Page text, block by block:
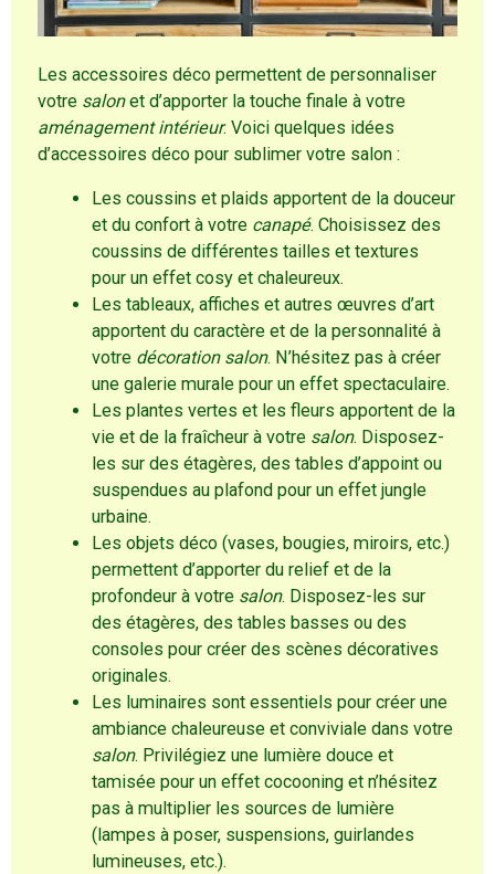
Les accessoires déco permettent de personnaliser
votre salonet d’apporter la touche finale à votre
aménagement intérieur. Voici quelques idées
d’accessoires déco pour sublimer votre salon :
Les coussins et plaids apportent de la douceur
et du confort à votre canapé. Choisissez des
coussins de différentes tailles et textures
pour un effet cosy et chaleureux.
Les tableaux, affiches et autres œuvres d’art
apportent du caractère et de la personnalité à
votre décoration salon. N’hésitez pas à créer
une galerie murale pour un effet spectaculaire.
Les plantes vertes et les fleurs apportent de la
vie et de la fraîcheur à votre salon. Disposez-
les sur des étagères, des tables d’appoint ou
suspendues au plafond pour un effet jungle
urbaine.
Les objets déco (vases, bougies, miroirs, etc.)
permettent d’apporter du relief et de la
profondeur à votre salon. Disposez-les sur
des étagères, des tables basses ou des
consoles pour créer des scènes décoratives
originales.
Les luminaires sont essentiels pour créer une
ambiance chaleureuse et conviviale dans votre
salon. Privilégiez une lumière douce et
tamisée pour un effet cocooning et n’hésitez
pas à multiplier les sources de lumière
(lampes à poser, suspensions, guirlandes
lumineuses, etc.).